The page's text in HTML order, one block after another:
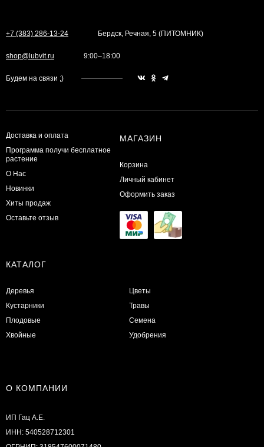
+7 (383) 286-13-24 Бердск, Речная, 5 (ПИТОМНИК)
shop@lubvit.ru 9:00–18:00
Будем на связи ;)
Доставка и оплата
Программа получи бесплатное
растение
О Нас
Новинки
Хиты продаж
Оставьте отзыв
МАГАЗИН
Корзина
Личный кабинет
Оформить заказ
КАТАЛОГ
Деревья
Кустарники
Плодовые
Хвойные
Цветы
Травы
Семена
Удобрения
О КОМПАНИИ
ИП Гац А.Е.
ИНН: 540528712301